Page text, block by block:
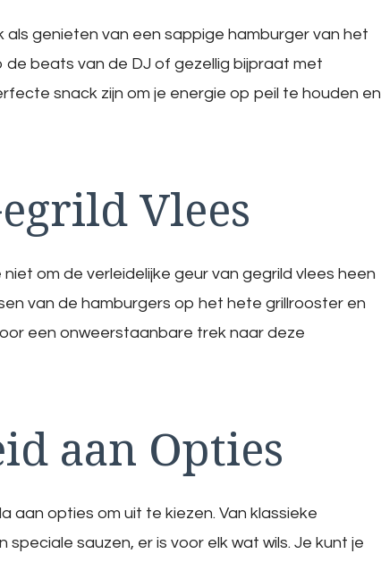
als genieten van een sappige hamburger van het
beats van de DJ of gezellig bijpraat met
snack zijn om je energie op peil te houden en
Vlees
om de verleidelijke geur van gegrild vlees heen
van de hamburgers op het hete grillrooster en
een onweerstaanbare trek naar deze
aan Opties
aan opties om uit te kiezen. Van klassieke
sauzen, er is voor elk wat wils. Je kunt je